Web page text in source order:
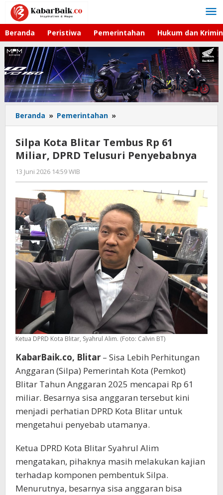
Lewati
konten
Beranda Peristiwa Pemerintahan Hukum dan
Beranda » Pemerintahan »
Kota
Blitar
Tembus
Rp
DPRD
Penyebabnya
Silpa Kota Blitar Tembus Rp 61
Miliar, DPRD Telusuri Penyebabnya
13 Juni 2026 14:59 WIB
Faisal
Ketua DPRD Kota Blitar, Syahrul Alim. (Foto: Calvin BT)
KabarBaik.co, Blitar – Sisa Lebih Perhitungan
Anggaran (Silpa) Pemerintah Kota (Pemkot)
Blitar Tahun Anggaran 2025 mencapai Rp 61
miliar. Besarnya sisa anggaran tersebut kini
menjadi perhatian DPRD Kota Blitar untuk
mengetahui penyebab utamanya.
Ketua DPRD Kota Blitar Syahrul Alim
mengatakan, pihaknya masih melakukan kajian
terhadap komponen pembentuk Silpa.
Menurutnya, besarnya sisa anggaran bisa